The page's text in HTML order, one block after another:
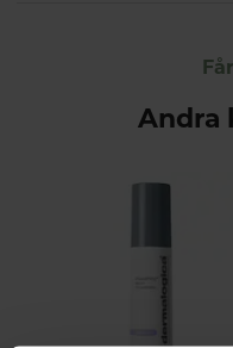
Andra